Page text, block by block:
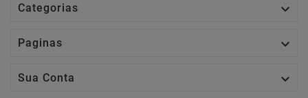
Categorias 
Paginas 
Sua Conta 